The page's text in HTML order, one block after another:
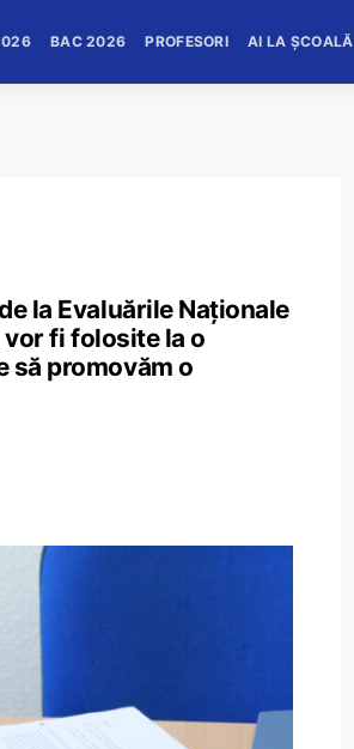
BAC 2026 PROFESORI AI LA ȘCOALĂ
la Evaluările Naționale
fi folosite la o
să promovăm o